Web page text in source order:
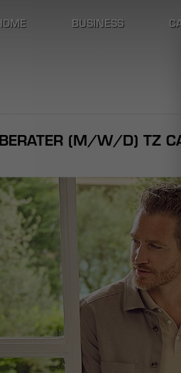
BUSINESS
(M/W/D) TZ